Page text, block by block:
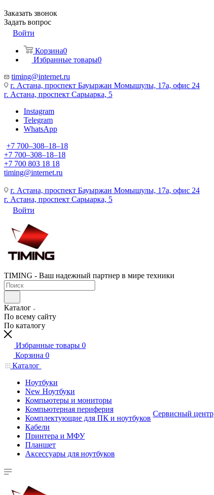
Заказать звонок
Задать вопрос
Войти
Корзина0
Избранные товары0
timing@internet.ru
г. Астана, проспект Бауыржан Момышулы, 17а, офис 24
г. Астана, проспект Сарыарка, 5
Instagram
Telegram
WhatsApp
+7 700‒308‒18‒18
+7 700‒308‒18‒18
+7 700 803 18 18
timing@internet.ru
г. Астана, проспект Бауыржан Момышулы, 17а, офис 24
г. Астана, проспект Сарыарка, 5
Войти
TIMING - Ваш надежный партнер в мире техники
Каталог
По всему сайту
По каталогу
Избранные товары 0
Корзина 0
Каталог
Ноутбуки
New Ноутбуки
Компьютеры и мониторы
Компьютерная периферия
Комплектующие для ПК и ноутбуков
Кабели
Принтера и МФУ
Планшет
Аксессуары для ноутбуков
Сервисный центр